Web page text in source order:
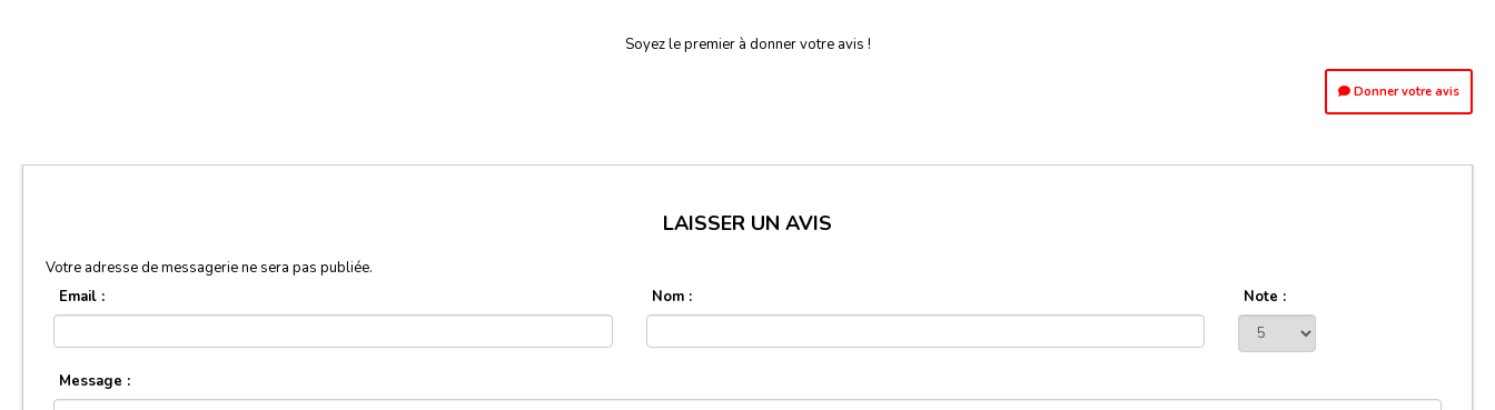
Soyez le premier à donner votre avis !
Donner votre avis
LAISSER UN AVIS
Votre adresse de messagerie ne sera pas publiée.
Email :
Nom : Note :
Message :